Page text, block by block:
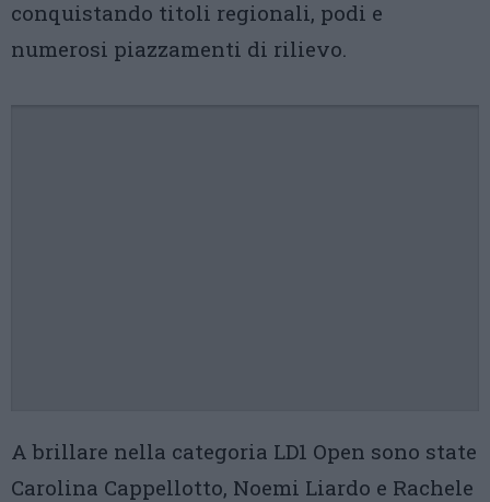
conquistando titoli regionali, podi e
numerosi piazzamenti di rilievo.
A brillare nella categoria LD1 Open sono state
Carolina Cappellotto, Noemi Liardo e Rachele